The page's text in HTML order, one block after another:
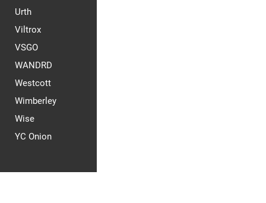
Urth
Viltrox
VSGO
WANDRD
Westcott
Wimberley
Wise
YC Onion